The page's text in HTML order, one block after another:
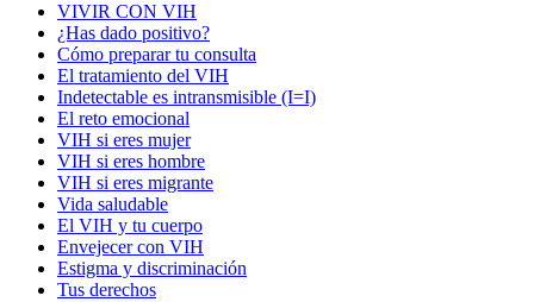
VIVIR CON VIH
¿Has dado positivo?
Cómo preparar tu consulta
El tratamiento del VIH
Indetectable es intransmisible (I=I)
El reto emocional
VIH si eres mujer
VIH si eres hombre
VIH si eres migrante
Vida saludable
El VIH y tu cuerpo
Envejecer con VIH
Estigma y discriminación
Tus derechos